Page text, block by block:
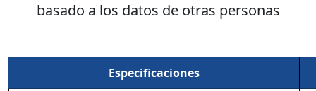
basado a los datos de otras personas
Especificaciones